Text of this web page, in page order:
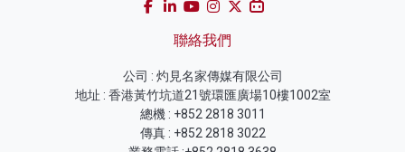
聯絡我們
公司 : 灼見名家傳媒有限公司
地址 : 香港黃竹坑道21號環匯廣場10樓1002室
總機 : +852 2818 3011
傳真 : +852 2818 3022